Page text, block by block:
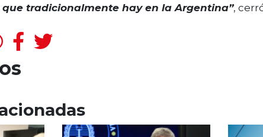
tradicionalmente hay en la Argentina”,